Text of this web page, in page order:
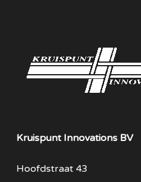
Kruispunt Innovations BV
Hoofdstraat 43